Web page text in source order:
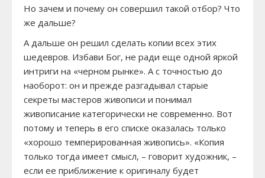
Но зачем и почему он совершил такой отбор? Что
же дальше?
А дальше он решил сделать копии всех этих
шедевров. Избави Бог, не ради еще одной яркой
интриги на «черном рынке». А с точностью до
наоборот: он и прежде разгадывал старые
секреты мастеров живописи и понимал
живописание категорически не современно. Вот
потому и теперь в его списке оказалась только
«хорошо темперированная живопись». «Копия
только тогда имеет смысл, – говорит художник, –
если ее приближение к оригиналу будет